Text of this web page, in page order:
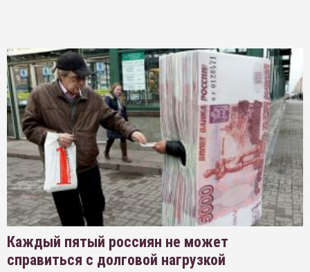
Каждый пятый россиян не может
справиться с долговой нагрузкой